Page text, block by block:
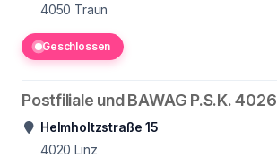
4050 Traun
Geschlossen
Postfiliale und BAWAG P.S.K. 4026
Helmholtzstraße 15
4020 Linz